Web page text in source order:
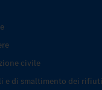
civile
e di smaltimento dei rifiuti